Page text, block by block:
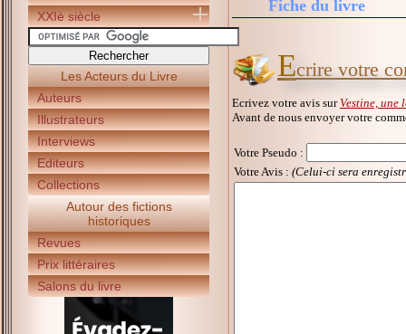
XXIè siècle
Les Acteurs du Livre
Auteurs
Illustrateurs
Interviews
Editeurs
Collections
Autour des fictions
historiques
Revues
Prix littéraires
Salons du livre
Fiche du livre
Ecrire votre
Ecrivez votre avis surVestine, une
Avant de nous envoyer votre
Votre Pseudo :
Votre Avis : (Celui-ci sera